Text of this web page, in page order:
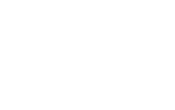
de orice fel de modificari. Striatiile de pe